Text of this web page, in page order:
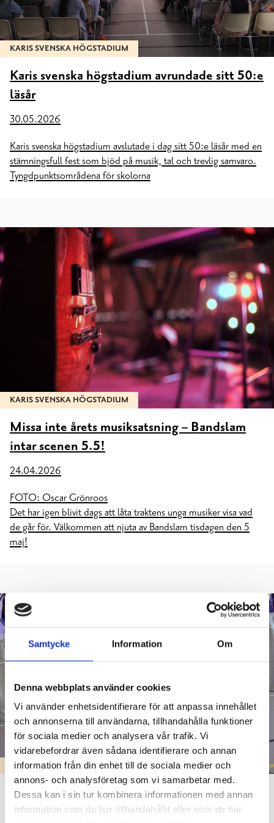
Samtycke Information Om
Denna webbplats använder cookies
Vi använder enhetsidentifierare för att anpassa innehållet
och annonserna till användarna, tillhandahålla funktioner
för sociala medier och analysera vår trafik. Vi
vidarebefordrar även sådana identifierare och annan
information från din enhet till de sociala medier och
annons- och analysföretag som vi samarbetar med.
Dessa kan i sin tur kombinera informationen med annan
information som du har tillhandahållit eller som de har
KARIS SVENSKA HÖGSTADIUM
Karis svenska högstadium avrundade sitt 50:e
läsår
30.05.2026
Karis svenska högstadium avslutade i dag sitt 50:e läsår med en
stämningsfull fest som bjöd på musik, tal och trevlig samvaro.
Tyngdpunktsområdena för skolorna
KARIS SVENSKA HÖGSTADIUM
Missa inte årets musiksatsning – Bandslam
intar scenen 5.5!
24.04.2026
FOTO: Oscar Grönroos
Det har igen blivit dags att låta traktens unga musiker visa vad
de går för. Välkommen att njuta av Bandslam tisdagen den 5
maj!
KARIS SVENSKA HÖGSTADIUM
KSH firade 50 år med musik, högtidliga tal
och tidskapsel